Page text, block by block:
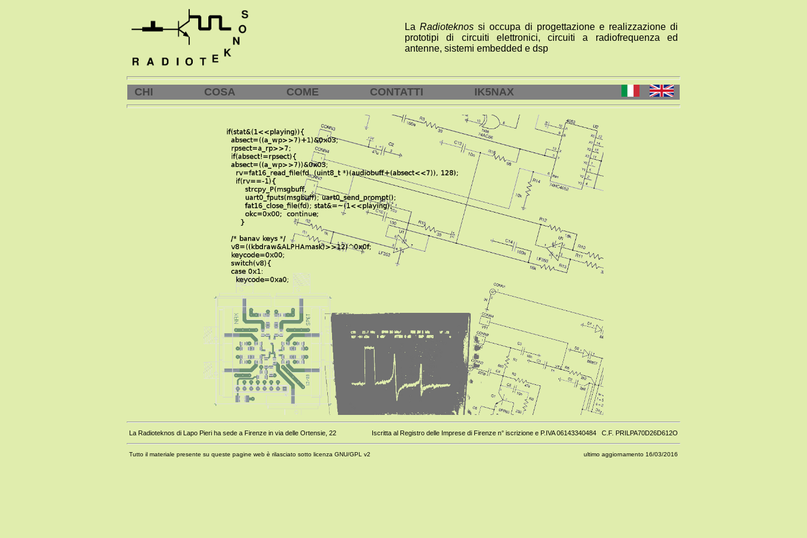
La Radioteknos si occupa di progettazione e realizzazione di
prototipi di circuiti elettronici, circuiti a radiofrequenza ed
antenne, sistemi embedded e dsp
CHI COSA COME CONTATTI IK5NAX
La Radioteknos di Lapo Pieri ha sede a Firenze in via delle Ortensie, 22 Iscritta al Registro delle Imprese di Firenze n° iscrizione e P.IVA 06143340484 C.F. PRILPA70D26D612O
Tutto il materiale presente su queste pagine web è rilasciato sotto licenza GNU/GPL v2 ultimo aggiornamento 16/03/2016